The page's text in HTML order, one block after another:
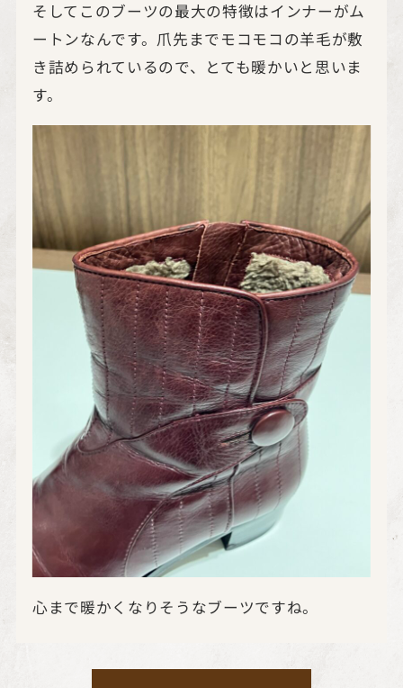
そしてこのブーツの最大の特徴はインナーがム
ートンなんです。爪先までモコモコの羊毛が敷
き詰められているので、とても暖かいと思いま
す。
心まで暖かくなりそうなブーツですね。